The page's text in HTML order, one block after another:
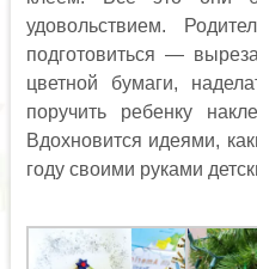
удовольствием.
подготовиться —
цветной бумаги,
поручить ребенку
Вдохновится идеями,
году своими руками